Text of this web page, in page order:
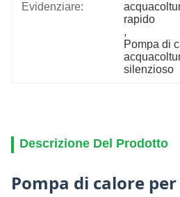
Evidenziare:
rapido
,
Pompa di
silenzioso
Descrizione Del Prodotto
Pompa di calore